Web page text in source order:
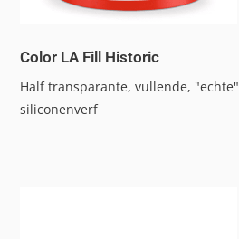
Color LA Fill Historic
Half transparante, vullende, "echte"
siliconenverf